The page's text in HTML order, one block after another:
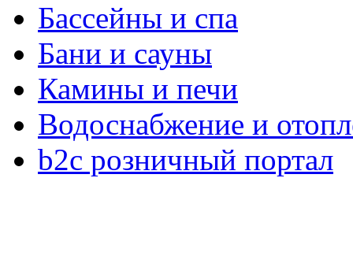
Бассейны и спа
Бани и сауны
Камины и печи
Водоснабжение и
b2c розничный портал